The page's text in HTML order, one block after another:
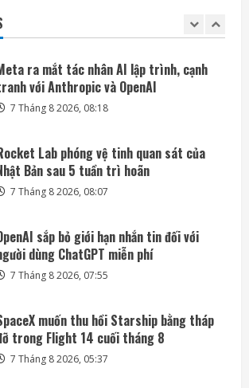
Lab phóng vệ tinh quan sát của
Bản sau 5 tuần trì hoãn
7 Tháng 8 2026, 08:07
sắp bỏ giới hạn nhắn tin đối với
dùng ChatGPT miễn phí
7 Tháng 8 2026, 07:55
muốn thu hồi Starship bằng tháp
trong Flight 14 cuối tháng 8
7 Tháng 8 2026, 05:37
công ty điển hình phát triển công nghệ
cây trên Mặt Trăng
7 Tháng 8 2026, 12:00